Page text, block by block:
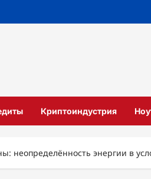
Криптоиндустрия
неопределённость энергии в